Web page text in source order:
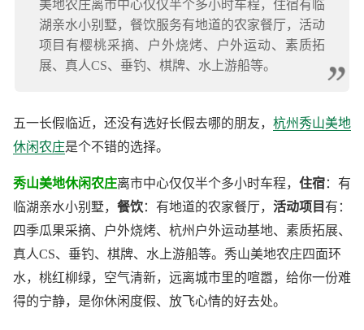
美地农庄离市中心仅仅半个多小时车程，住宿有临
湖亲水小别墅，餐饮服务有地道的农家餐厅，活动
项目有樱桃采摘、户外烧烤、户外运动、素质拓
展、真人CS、垂钓、棋牌、水上游船等。
五一长假临近，还没有选好长假去哪的朋友， 杭州秀山美地
休闲农庄是个不错的选择。
秀山美地休闲农庄离市中心仅仅半个多小时车程， 住宿：有
临湖亲水小别墅， 餐饮：有地道的农家餐厅， 活动项目有：
四季瓜果采摘、户外烧烤、杭州户外运动基地、素质拓展、
真人CS、垂钓、棋牌、水上游船等。秀山美地农庄四面环
水，桃红柳绿，空气清新，远离城市里的喧嚣，给你一份难
得的宁静，是你休闲度假、放飞心情的好去处。